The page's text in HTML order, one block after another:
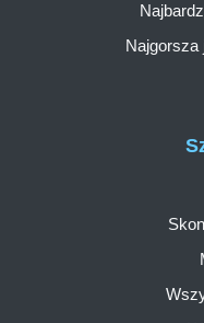
Najgorsza